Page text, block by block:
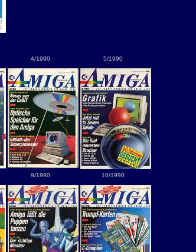
4/1990 5/1990
9/1990 10/1990